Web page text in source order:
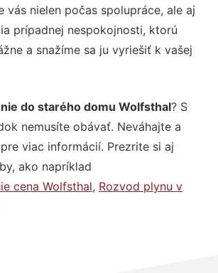
vás nielen počas spolupráce, ale aj
prípadnej nespokojnosti, ktorú
a snažíme sa ju vyriešiť k vašej
do starého domu Wolfsthal? S
nemusíte obávať. Neváhajte a
viac informácií. Prezrite si aj
ako napríklad
cena Wolfsthal, Rozvod plynu v